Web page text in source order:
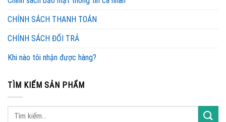
CHÍNH SÁCH THANH TOÁN
CHÍNH SÁCH ĐỔI TRẢ
Khi nào tôi nhận được hàng?
TÌM KIẾM SẢN PHẨM